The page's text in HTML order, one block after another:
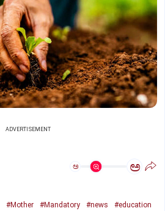
ADVERTISEMENT
ಅ ಅ
#Mother #Mandatory #news
#education